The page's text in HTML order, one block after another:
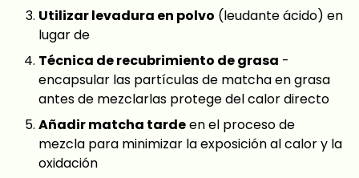
Utilizar levadura en polvo (leudante ácido) en
lugar de
Técnica de recubrimiento de grasa -
encapsular las partículas de matcha en grasa
antes de mezclarlas protege del calor directo
Añadir matcha tardeen el proceso de
mezcla para minimizar la exposición al calor y la
oxidación
Korean
Russian
Japanese